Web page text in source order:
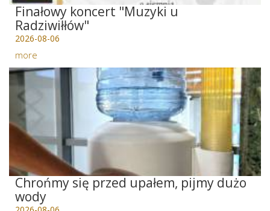
Finałowy koncert "Muzyki u
Radziwiłłów"
2026-08-06
more
Chrońmy się przed upałem, pijmy dużo
wody